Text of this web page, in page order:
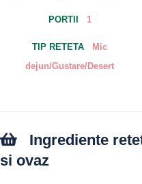
PORTII 1
TIP RETETA
Mic
dejun/Gustare/Desert
Ingrediente
si ovaz